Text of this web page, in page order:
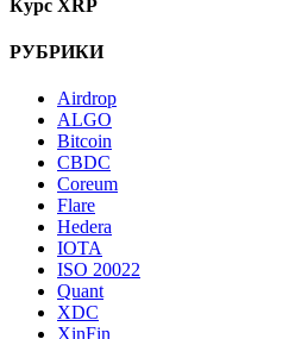
Курс XRP
РУБРИКИ
Airdrop
ALGO
Bitcoin
CBDC
Coreum
Flare
Hedera
IOTA
ISO 20022
Quant
XDC
XinFin